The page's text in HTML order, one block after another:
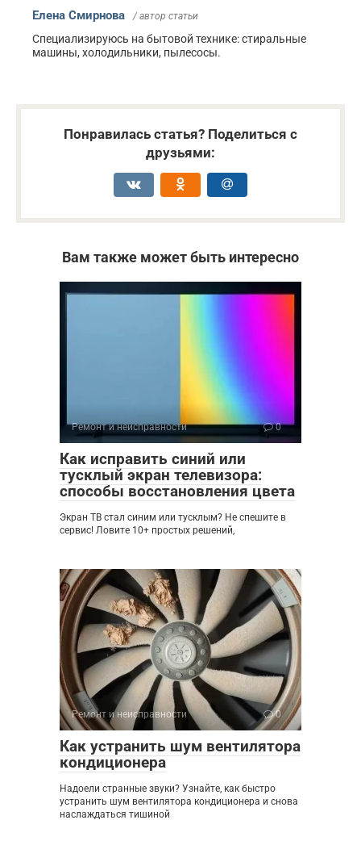
Елена Смирнова / автор статьи
Специализируюсь на бытовой технике: стиральные
машины, холодильники, пылесосы.
Понравилась статья? Поделиться с
друзьями:
Вам также может быть интересно
Ремонт и неисправности 0
Как исправить синий или
тусклый экран телевизора:
способы восстановления цвета
Экран ТВ стал синим или тусклым? Не спешите в
сервис! Ловите 10+ простых решений,
Ремонт и неисправности 0
Как устранить шум вентилятора
кондиционера
Надоели странные звуки? Узнайте, как быстро
устранить шум вентилятора кондиционера и снова
наслаждаться тишиной